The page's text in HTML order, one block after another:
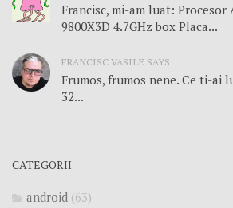
Francisc, mi-am luat: Procesor
9800X3D 4.7GHz box Placa...
FRANCISC VASILE SAYS:
Frumos, frumos nene. Ce ti-ai
32...
CATEGORII
android (63)